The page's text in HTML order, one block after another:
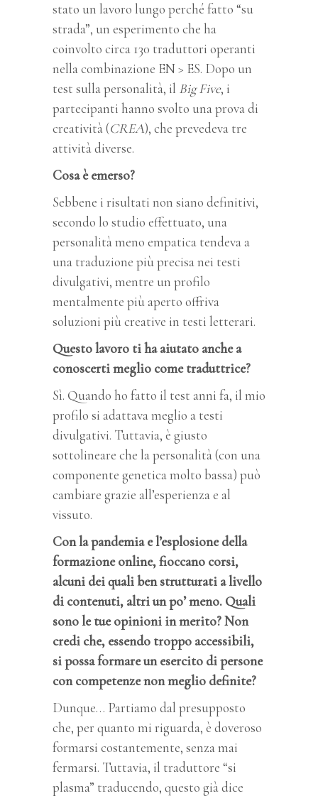
stato un lavoro lungo perché fatto “su
strada”, un esperimento che ha
coinvolto circa 130 traduttori operanti
nella combinazione EN > ES. Dopo un
test sulla personalità, il Big Five, i
partecipanti hanno svolto una prova di
creatività (CREA), che prevedeva tre
attività diverse.
Cosa è emerso?
Sebbene i risultati non siano definitivi,
secondo lo studio effettuato, una
personalità meno empatica tendeva a
una traduzione più precisa nei testi
divulgativi, mentre un profilo
mentalmente più aperto offriva
soluzioni più creative in testi letterari.
Questo lavoro ti ha aiutato anche a
conoscerti meglio come traduttrice?
Sì. Quando ho fatto il test anni fa, il mio
profilo si adattava meglio a testi
divulgativi. Tuttavia, è giusto
sottolineare che la personalità (con una
componente genetica molto bassa) può
cambiare grazie all’esperienza e al
vissuto.
Con la pandemia e l’esplosione della
formazione online, fioccano corsi,
alcuni dei quali ben strutturati a livello
di contenuti, altri un po’ meno. Quali
sono le tue opinioni in merito? Non
credi che, essendo troppo accessibili,
si possa formare un esercito di persone
con competenze non meglio definite?
Dunque… Partiamo dal presupposto
che, per quanto mi riguarda, è doveroso
formarsi costantemente, senza mai
fermarsi. Tuttavia, il traduttore “si
plasma” traducendo, questo già dice